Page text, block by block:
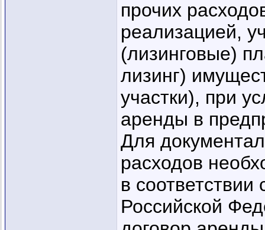
прочих
реализацией,
(лизинговые)
лизинг)
участки), при
аренды в
Для
расходов
в
Российской